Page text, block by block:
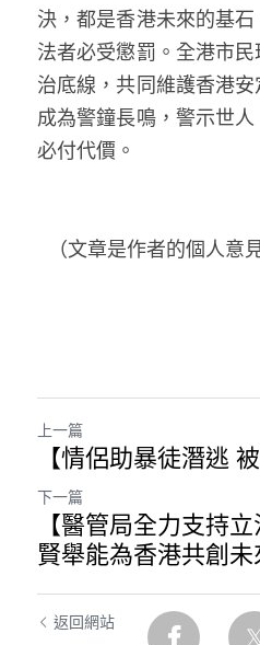
決，都是香港未來的基
法者必受懲罰。全港市
治底線，共同維護香港
成為警鐘長鳴，警示世
必付代價。
（文章是作者的個人意
上一篇
【情侶助暴徒潛逃
下一篇
【醫管局全力支持
賢舉能為香港共創未
返回網站